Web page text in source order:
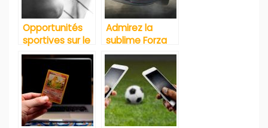
Opportunités
sportives sur le
web
Admirez la
sublime Forza
Horizon 4